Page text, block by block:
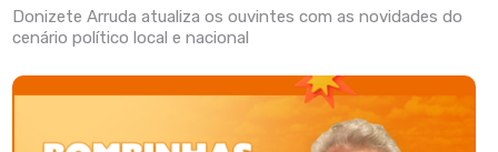
Donizete Arruda atualiza os ouvintes com as novidades do
cenário político local e nacional